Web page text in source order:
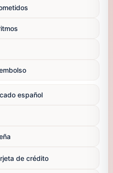
español
de crédito